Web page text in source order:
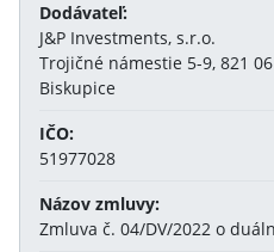
Dodávateľ:
J&P Investments, s.r.o.
Trojičné námestie 5-9, 821
Biskupice
IČO:
51977028
Názov zmluvy:
Zmluva č. 04/DV/2022 o